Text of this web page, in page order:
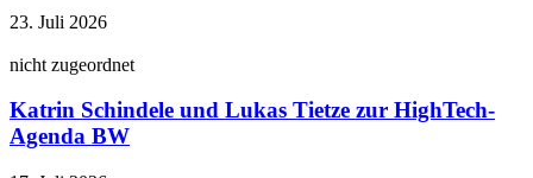
23. Juli 2026
nicht zugeordnet
Katrin Schindele und Lukas Tietze zur HighTech-
Agenda BW